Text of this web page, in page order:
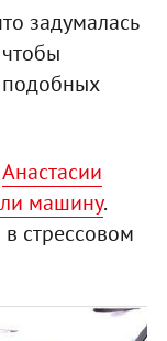
задумалась
подобных
Анастасии
машину.
стрессовом